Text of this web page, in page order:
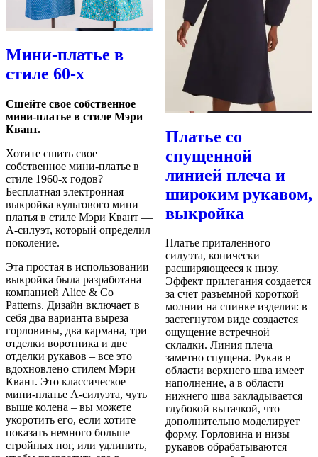
Мини-платье в
стиле 60-х
Сшейте свое собственное
мини-платье в стиле Мэри
Квант.
Хотите сшить свое
собственное мини-платье в
стиле 1960-х годов?
Бесплатная электронная
выкройка культового мини
платья в стиле Мэри Квант —
А-силуэт, который определил
поколение.
Эта простая в использовании
выкройка была разработана
компанией Alice & Co
Patterns. Дизайн включает в
себя два варианта выреза
горловины, два кармана, три
отделки воротника и две
отделки рукавов – все это
вдохновлено стилем Мэри
Квант. Это классическое
мини-платье А-силуэта, чуть
выше колена – вы можете
укоротить его, если хотите
показать немного больше
стройных ног, или удлинить,
Платье со
спущенной
линией плеча и
широким рукавом,
выкройка
Платье приталенного
силуэта, конически
расширяющееся к низу.
Эффект прилегания создается
за счет разъемной короткой
молнии на спинке изделия: в
застегнутом виде создается
ощущение встречной
складки. Линия плеча
заметно спущена. Рукав в
области верхнего шва имеет
наполнение, а в области
нижнего шва закладывается
глубокой вытачкой, что
дополнительно моделирует
форму. Горловина и низы
рукавов обрабатываются